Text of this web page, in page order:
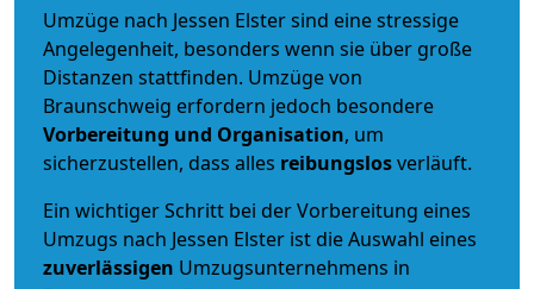
Umzüge nach Jessen Elster sind eine stressige
Angelegenheit, besonders wenn sie über große
Distanzen stattfinden. Umzüge von
Braunschweig erfordern jedoch besondere
Vorbereitung und Organisation, um
sicherzustellen, dass alles reibungslosverläuft.
Ein wichtiger Schritt bei der Vorbereitung eines
Umzugs nach Jessen Elster ist die Auswahl eines
zuverlässigen Umzugsunternehmens in